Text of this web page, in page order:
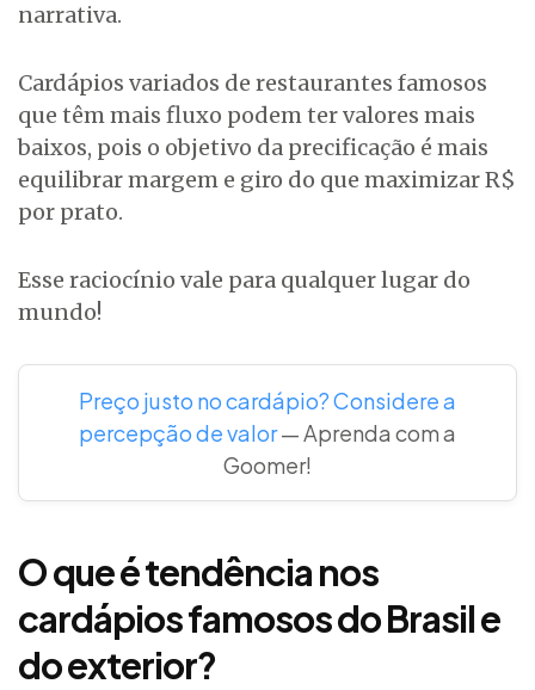
narrativa.
Cardápios variados de restaurantes famosos
que têm mais fluxo podem ter valores mais
baixos, pois o objetivo da precificação é mais
equilibrar margem e giro do que maximizar R$
por prato.
Esse raciocínio vale para qualquer lugar do
mundo!
Preço justo no cardápio? Considere a
percepção de valor— Aprenda com a
Goomer!
O que é tendência nos
cardápios famosos do Brasil e
do exterior?